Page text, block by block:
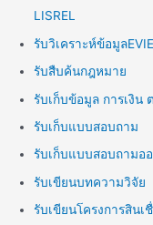
LISREL
รับวิเคราะห์ข้อมูล
รับสืบค้นกฎหมาย
รับเก็บข้อมูล การเงิน
รับเก็บแบบสอบถาม
รับเก็บแบบสอบถามอ
รับเขียนบทความวิจัย
รับเขียนโครงการสินเ